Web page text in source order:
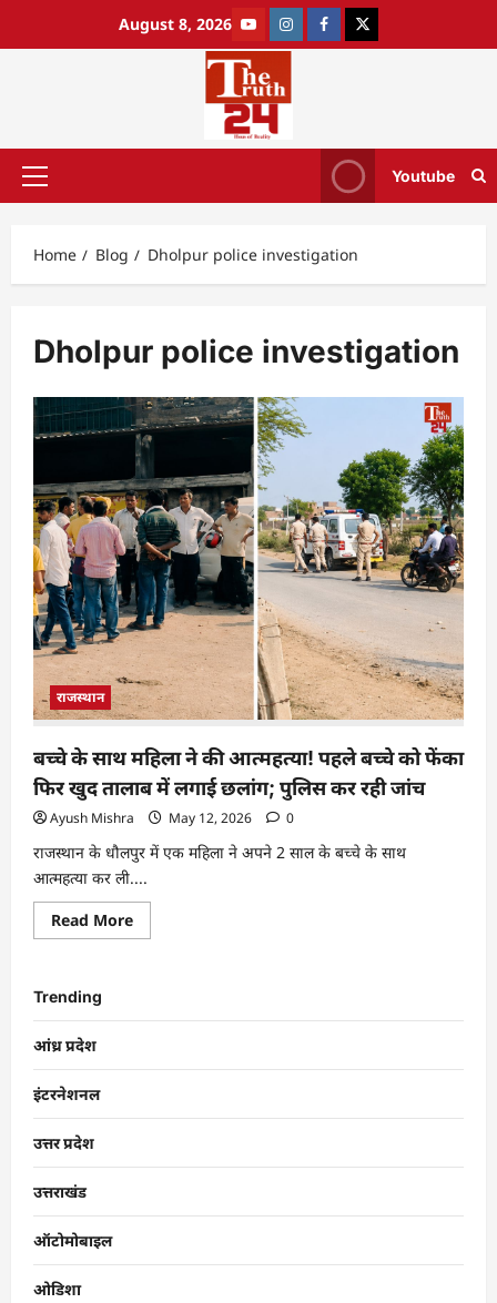
August 8, 2026
Youtube
Home Blog Dholpur police investigation
Dholpur police investigation
राजस्थान
बच्चे के साथ महिला ने की आत्महत्या! पहले बच्चे को फेंका
फिर खुद तालाब में लगाई छलांग; पुलिस कर रही जांच
Ayush Mishra May 12, 2026 0
राजस्थान के धौलपुर में एक महिला ने अपने 2 साल के बच्चे के साथ
आत्महत्या कर ली....
Read More
Trending
आंध्र प्रदेश
इंटरनेशनल
उत्तर प्रदेश
उत्तराखंड
ऑटोमोबाइल
ओडिशा